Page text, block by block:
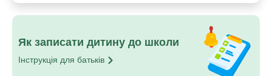
Як записати дитину до школи
Інструкція для батьків